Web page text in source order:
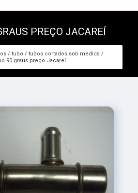
PREÇO JACAREÍ
tubo
tubos cortados sob medida
90 graus preço Jacareí